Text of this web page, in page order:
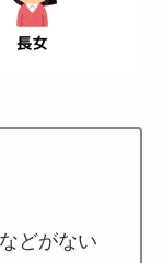
どがない